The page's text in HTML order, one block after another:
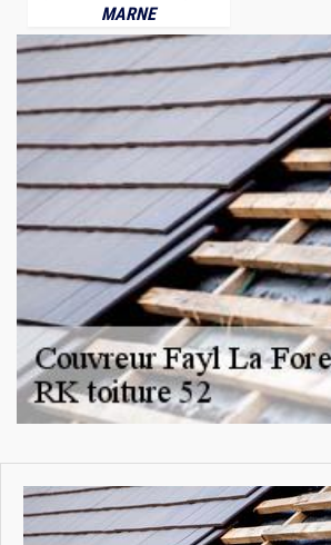
MARNE